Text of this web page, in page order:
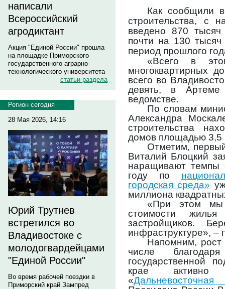
написали
Всероссийский
агродиктант
Акция "Единой России" прошла
на площадке Приморского
государственного аграрно-
технологического университета
статьи раздела
Регион сегодня
28 Мая 2026, 14:16
Юрий Трутнев
встретился во
Владивостоке с
молодогвардейцами
"Единой России"
Во время рабочей поездки в
Приморский край Зампред
Как сообщили
строительства, с
введено 870
почти на 130
период прошлого
«Всего в
многоквартирных
всего во
девять, в
ведомстве.
По словам
Александра
строительства
домов площадью 3,5
Отметим,
Виталий Блоцкий
наращивают темпы
году по
городская среда»
миллиона
«При этом мы
стоимости жилья
застройщиков.
инфраструктуре», –
Напомним,
числе
государственной
крае активно
«